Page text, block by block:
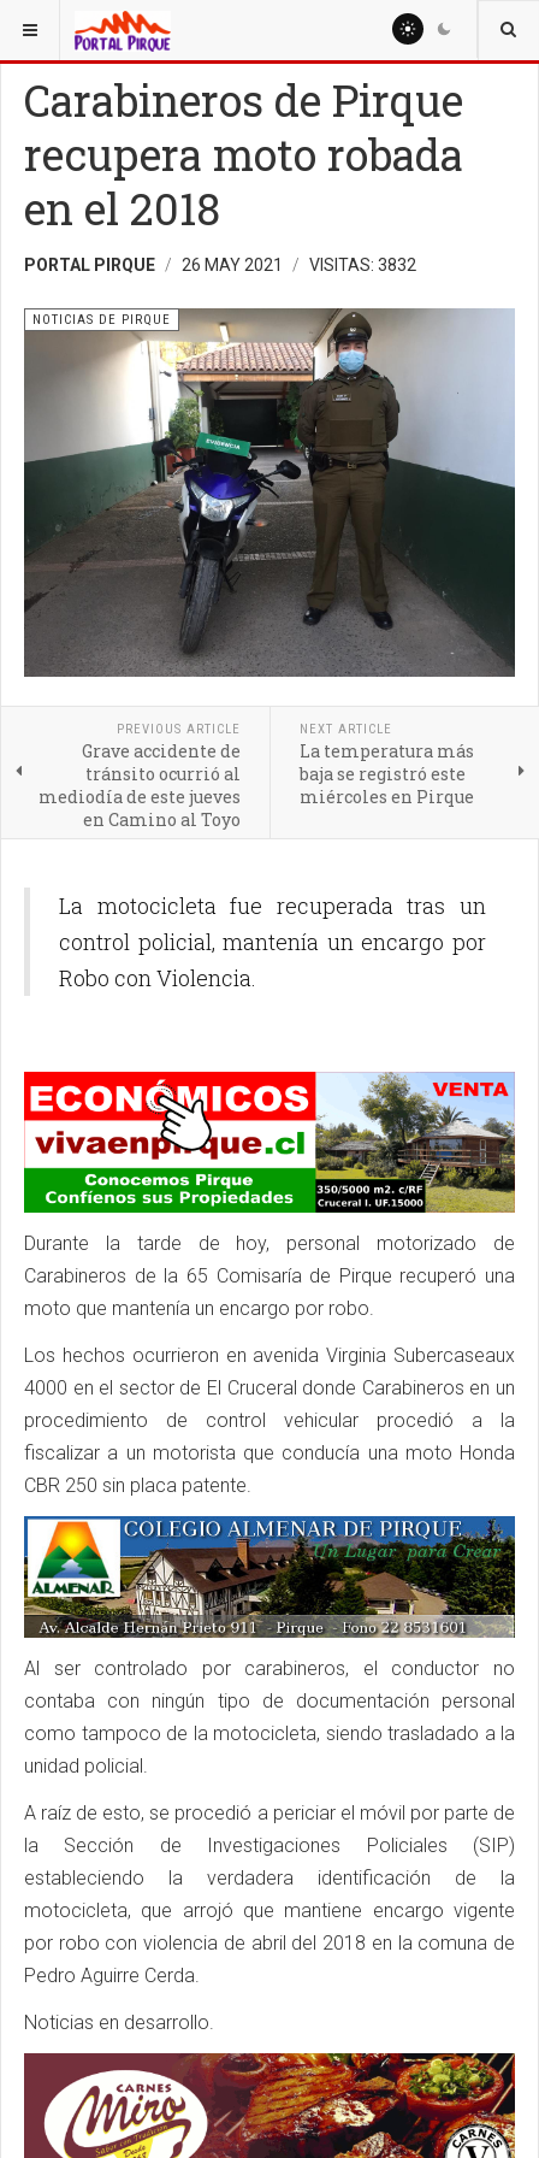
ESTÁ AQUÍ: NOTICIAS
Carabineros de Pirque
recupera moto robada
en el 2018
PORTAL PIRQUE 26 MAY 2021 VISITAS: 3832
NOTICIAS DE PIRQUE
PREVIOUS ARTICLE
Grave accidente de
tránsito ocurrió al
mediodía de este jueves
en Camino al Toyo
NEXT ARTICLE
La temperatura más
baja se registró este
miércoles en Pirque
La motocicleta fue recuperada tras un
control policial, mantenía un encargo por
Robo con Violencia.
Durante la tarde de hoy, personal motorizado de
Carabineros de la 65 Comisaría de Pirque recuperó una
moto que mantenía un encargo por robo.
Los hechos ocurrieron en avenida Virginia Subercaseaux
4000 en el sector de El Cruceral donde Carabineros en un
procedimiento de control vehicular procedió a la
fiscalizar a un motorista que conducía una moto Honda
CBR 250 sin placa patente.
Al ser controlado por carabineros, el conductor no
contaba con ningún tipo de documentación personal
como tampoco de la motocicleta, siendo trasladado a la
unidad policial.
A raíz de esto, se procedió a periciar el móvil por parte de
la Sección de Investigaciones Policiales (SIP)
estableciendo la verdadera identificación de la
motocicleta, que arrojó que mantiene encargo vigente
por robo con violencia de abril del 2018 en la comuna de
Pedro Aguirre Cerda.
Noticias en desarrollo.